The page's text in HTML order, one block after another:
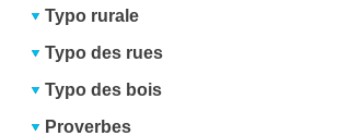
Typo rurale
Typo des rues
Typo des bois
Proverbes